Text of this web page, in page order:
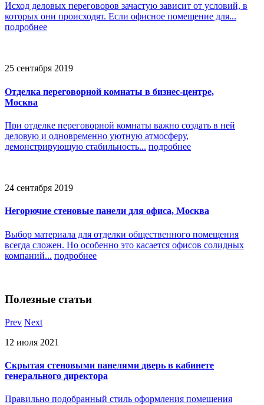
Исход деловых переговоров зачастую зависит от условий, в
которых они происходят. Если офисное помещение для...
подробнее
25 сентября 2019
Отделка переговорной комнаты в бизнес-центре,
Москва
При отделке переговорной комнаты важно создать в ней
деловую и одновременно уютную атмосферу,
демонстрирующую стабильность... подробнее
24 сентября 2019
Негорючие стеновые панели для офиса, Москва
Выбор материала для отделки общественного помещения
всегда сложен. Но особенно это касается офисов солидных
компаний... подробнее
Полезные статьи
Prev Next
12 июля 2021
Скрытая стеновыми панелями дверь в кабинете
генерального директора
Правильно подобранный стиль оформления помещения